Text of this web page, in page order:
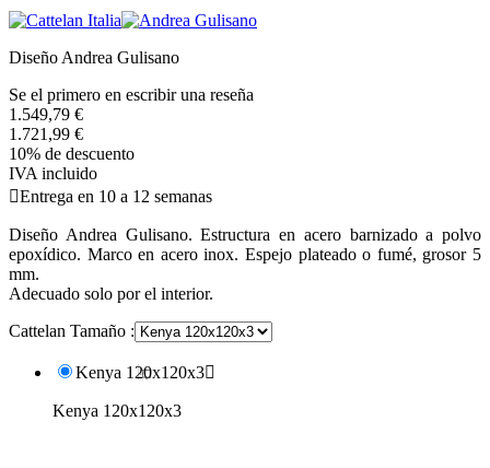
Diseño Andrea Gulisano
Se el primero en escribir una reseña
1.549,79 €
1.721,99 €
10% de descuento
IVA incluido
Entrega en 10 a 12 semanas
Diseño Andrea Gulisano. Estructura en acero barnizado a polvo
epoxídico. Marco en acero inox. Espejo plateado o fumé, grosor 5
mm.
Adecuado solo por el interior.
Cattelan Tamaño :
Kenya 120x120x3
Kenya 120x120x3